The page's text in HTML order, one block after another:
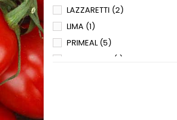
LAZZARETTI (2)
LIMA (1)
PRIMEAL(5)
(1)